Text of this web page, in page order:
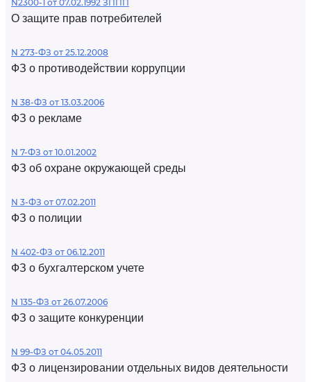
N2300-1 от 07.02.1992 ЗППП
О защите прав потребителей
N 273-ФЗ от 25.12.2008
ФЗ о противодействии коррупции
N 38-ФЗ от 13.03.2006
ФЗ о рекламе
N 7-ФЗ от 10.01.2002
ФЗ об охране окружающей среды
N 3-ФЗ от 07.02.2011
ФЗ о полиции
N 402-ФЗ от 06.12.2011
ФЗ о бухгалтерском учете
N 135-ФЗ от 26.07.2006
ФЗ о защите конкуренции
N 99-ФЗ от 04.05.2011
ФЗ о лицензировании отдельных видов деятельности